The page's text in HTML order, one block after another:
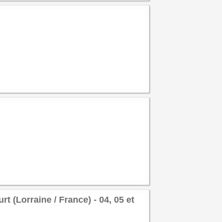
(Lorraine / France) - 04, 05 et